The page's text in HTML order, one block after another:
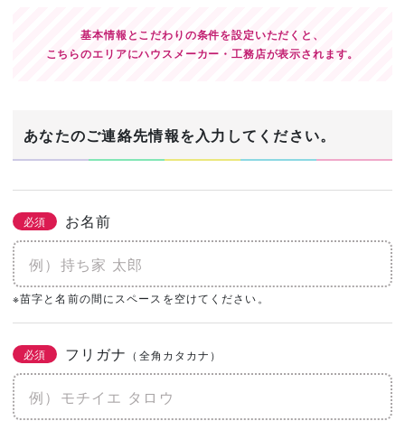
基本情報とこだわりの条件を設定いただくと、
こちらのエリアにハウスメーカー・工務店が表示されます。
あなたのご連絡先情報を入力してください。
必須 お名前
※苗字と名前の間にスペースを空けてください。
必須 フリガナ （全角カタカナ）